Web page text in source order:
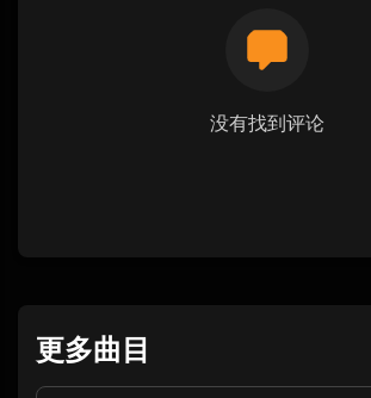
没有找到评论
更多曲目